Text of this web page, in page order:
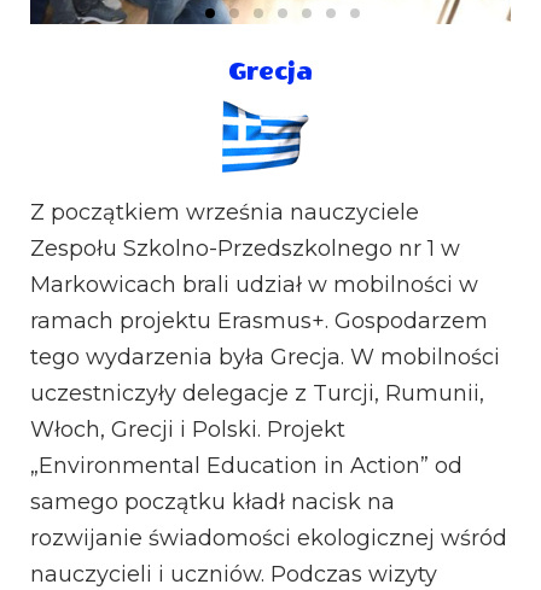
Grecja
Z początkiem września nauczyciele
Zespołu Szkolno-Przedszkolnego nr 1 w
Markowicach brali udział w mobilności w
ramach projektu Erasmus+. Gospodarzem
tego wydarzenia była Grecja. W mobilności
uczestniczyły delegacje z Turcji, Rumunii,
Włoch, Grecji i Polski. Projekt
„Environmental Education in Action” od
samego początku kładł nacisk na
rozwijanie świadomości ekologicznej wśród
nauczycieli i uczniów. Podczas wizyty